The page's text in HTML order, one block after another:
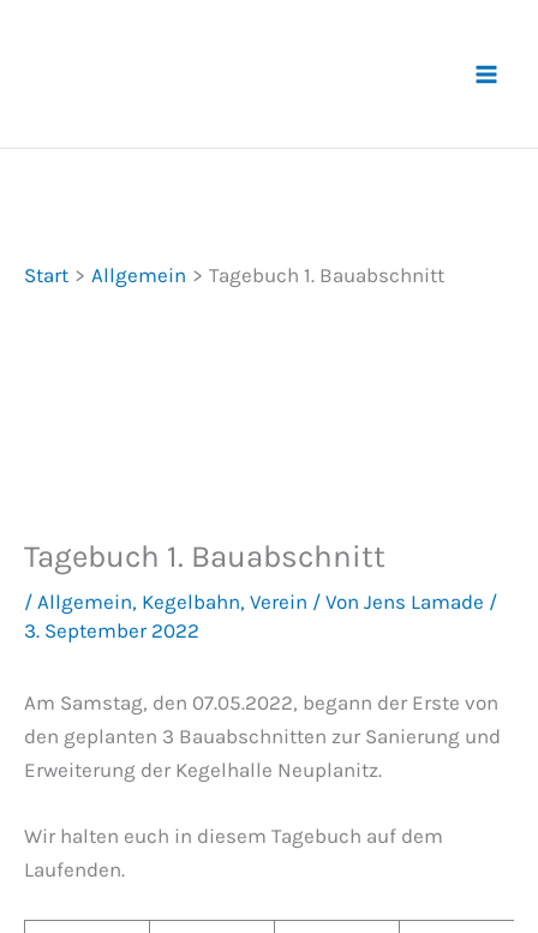
Start Allgemein Tagebuch 1. Bauabschnitt
Tagebuch 1. Bauabschnitt
/ Allgemein, Kegelbahn, Verein / Von Jens Lamade /
3. September 2022
Am Samstag, den 07.05.2022, begann der Erste von
den geplanten 3 Bauabschnitten zur Sanierung und
Erweiterung der Kegelhalle Neuplanitz.
Wir halten euch in diesem Tagebuch auf dem
Laufenden.